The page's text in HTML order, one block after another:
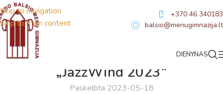
Skip to navigation
Skip to main content
+370 46 340183
balsio@menugimnazija.lt
DIENYNAS
„JazzWind 2023“
Paskelbta 2023-05-18